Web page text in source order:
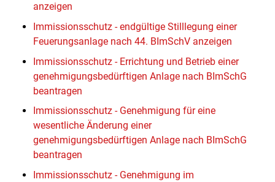
anzeigen
Immissionsschutz - endgültige Stilllegung einer
Feuerungsanlage nach 44. BImSchV anzeigen
Immissionsschutz - Errichtung und Betrieb einer
genehmigungsbedürftigen Anlage nach BImSchG
beantragen
Immissionsschutz - Genehmigung für eine
wesentliche Änderung einer
genehmigungsbedürftigen Anlage nach BImSchG
beantragen
Immissionsschutz - Genehmigung im